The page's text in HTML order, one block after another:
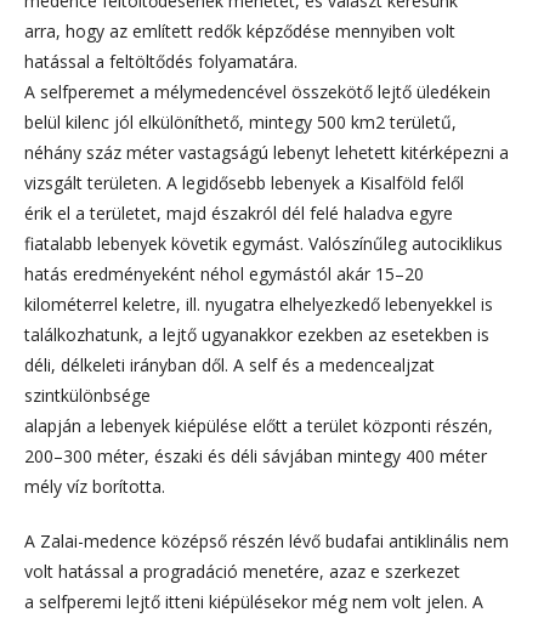
arra, hogy az említett redők képződése mennyiben volt
hatással a feltöltődés folyamatára.
A selfperemet a mélymedencével összekötő lejtő üledékein
belül kilenc jól elkülöníthető, mintegy 500 km2 területű,
néhány száz méter vastagságú lebenyt lehetett kitérképezni a
vizsgált területen. A legidősebb lebenyek a Kisalföld felől
érik el a területet, majd északról dél felé haladva egyre
fiatalabb lebenyek követik egymást. Valószínűleg autociklikus
hatás eredményeként néhol egymástól akár 15–20
kilométerrel keletre, ill. nyugatra elhelyezkedő lebenyekkel is
találkozhatunk, a lejtő ugyanakkor ezekben az esetekben is
déli, délkeleti irányban dől. A self és a medencealjzat
szintkülönbsége
alapján a lebenyek kiépülése előtt a terület központi részén,
200–300 méter, északi és déli sávjában mintegy 400 méter
mély víz borította.
A Zalai-medence középső részén lévő budafai antiklinális nem
volt hatással a progradáció menetére, azaz e szerkezet
a selfperemi lejtő itteni kiépülésekor még nem volt jelen. A